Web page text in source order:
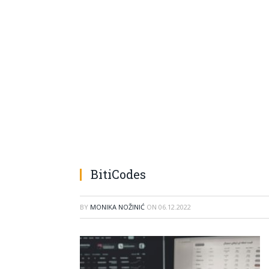
BitiCodes
BY MONIKA NOŽINIĆ ON 06.12.2022